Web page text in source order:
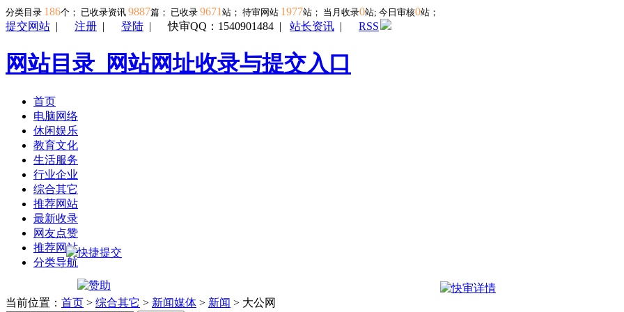
分类目录 186个； 已收录资讯 9887篇； 已收录 9671 站； 待审网站 1977站； 当月收录0站; 今日审核0站；
提交网站 | 注册 | 登陆 |快审QQ：1540901484 | 站长资讯 | RSS
网站目录_网站网址收录与提交入口
首页
电脑网络
休闲娱乐
教育文化
生活服务
行业企业
综合其它
推荐网站
最新收录
网友点赞
推荐网站
分类导航
当前位置： 首页 > 综合其它 > 新闻媒体 > 新闻 > 大公网